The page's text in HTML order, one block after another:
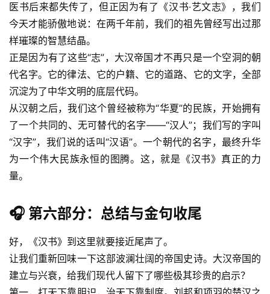
医书后来都失传了，但正因为有了《汉书·艺文志》，我们
今天才能骄傲地说：在两千年前，我们的祖先曾经写出过那
样璀璨的智慧结晶。
正是因为有了这些“志”，大汉帝国才不再只是一个空洞的朝
代名字。它的律法、它的户籍、它的道路、它的文字，全部
沉淀为了中华文明的底层代码。
从汉朝之后，我们这个曾经被称为“华夏”的民族，开始拥有
了一个共同的、无可替代的名字——“汉人”；我们写的字叫
“汉字”，我们说的话叫“汉语”。一个朝代的名字，最终升华
为一个伟大民族永恒的图腾。这，就是《汉书》真正的力
量。
🎧 第六部分：总结与金句收尾
好，《汉书》到这里就要接近尾声了。
让我们重新回味一下这部波澜壮阔的帝国史诗。大汉帝国的
建立与兴衰，给我们现代人留下了哪些极其珍贵的启示？